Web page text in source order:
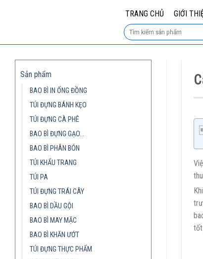
TRANG CHỦ GIỚI
Sản phẩm
BAO BÌ IN ỐNG ĐỒNG
TÚI ĐỰNG BÁNH KẸO
TÚI ĐỰNG CÀ PHÊ
BAO BÌ ĐỰNG GẠO…
BAO BÌ PHÂN BÓN
TÚI KHẨU TRANG
TÚI PA
TÚI ĐỰNG TRÁI CÂY
BAO BÌ DẦU GỘI
BAO BÌ MAY MẶC
BAO BÌ KHĂN ƯỚT
TÚI ĐỰNG THỰC PHẨM
tốt